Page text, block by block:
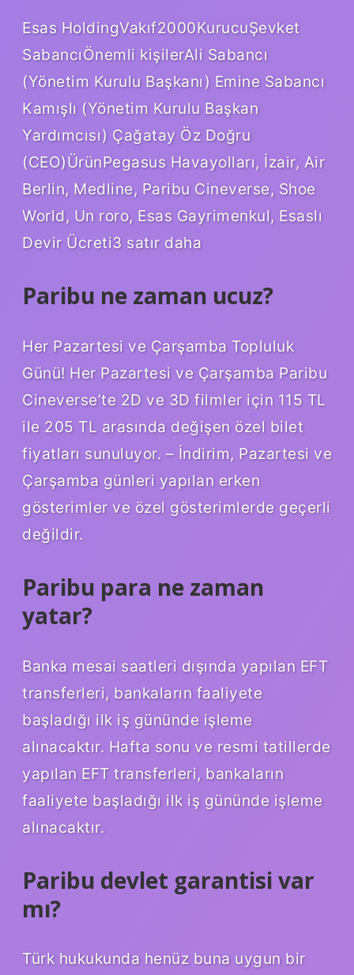
Esas HoldingVakıf2000KurucuŞevket
SabancıÖnemli kişilerAli Sabancı
(Yönetim Kurulu Başkanı) Emine Sabancı
Kamışlı (Yönetim Kurulu Başkan
Yardımcısı) Çağatay Öz Doğru
(CEO)ÜrünPegasus Havayolları, İzair, Air
Berlin, Medline, Paribu Cineverse, Shoe
World, Un roro, Esas Gayrimenkul, Esaslı
Devir Ücreti3 satır daha
Paribu ne zaman ucuz?
Her Pazartesi ve Çarşamba Topluluk
Günü! Her Pazartesi ve Çarşamba Paribu
Cineverse’te 2D ve 3D filmler için 115 TL
ile 205 TL arasında değişen özel bilet
fiyatları sunuluyor. – İndirim, Pazartesi ve
Çarşamba günleri yapılan erken
gösterimler ve özel gösterimlerde geçerli
değildir.
Paribu para ne zaman
yatar?
Banka mesai saatleri dışında yapılan EFT
transferleri, bankaların faaliyete
başladığı ilk iş gününde işleme
alınacaktır. Hafta sonu ve resmi tatillerde
yapılan EFT transferleri, bankaların
faaliyete başladığı ilk iş gününde işleme
alınacaktır.
Paribu devlet garantisi var
mı?
Türk hukukunda henüz buna uygun bir